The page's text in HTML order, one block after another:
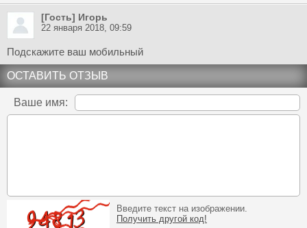
[Гость] Игорь
22 января 2018, 09:59
Подскажите ваш мобильный
ОСТАВИТЬ ОТЗЫВ
Ваше имя:
Введите текст на изображении.
Получить другой код!